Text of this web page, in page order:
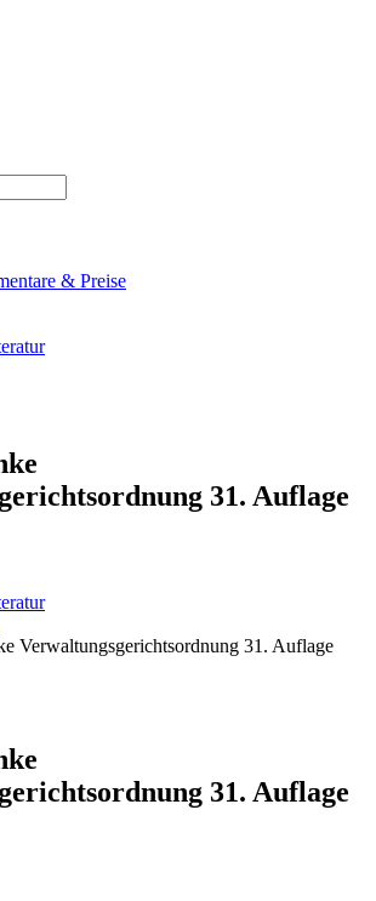
& Preise
31. Auflage
Verwaltungsgerichtsordnung 31. Auflage
31. Auflage